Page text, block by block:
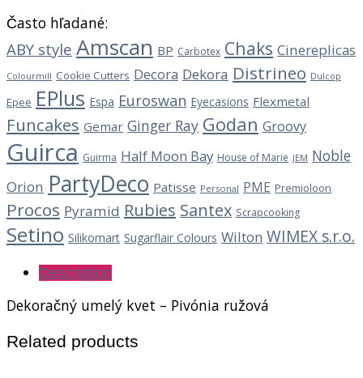
Často hľadané:
ABY style Amscan BP Carbotex Chaks Cinereplicas
Colourmill Cookie Cutters Decora Dekora Distrineo Dulcop
Epee EPlus Espa Euroswan Eyecasions Flexmetal
Funcakes Gemar Ginger Ray Godan Groovy
Guirca Guirma Half Moon Bay House of Marie JEM Noble
Orion PartyDeco Patisse Personal PME Premioloon
Procos Pyramid Rubies Santex Scrapcooking
Setino Silikomart Sugarflair Colours Wilton WIMEX s.r.o.
Description
Dekoračný umelý kvet – Pivónia ružová
Related products